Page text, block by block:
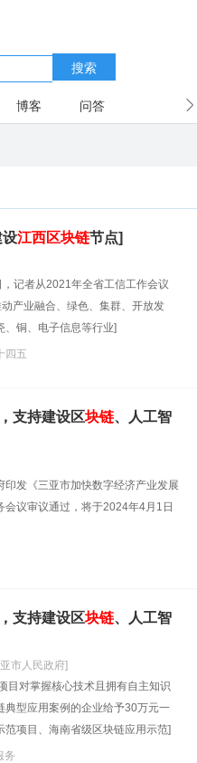
搜索
博客 问答
设江西区块链节点]
记者从2021年全省工信工作会议
产业融合、绿色、集群、开放发
、铜、电子信息等行业]
四五
支持建设区块链、人工智
发《三亚市加快数字经济产业发展
议审议通过，将于2024年4月1日
支持建设区块链、人工智
亚市人民政府]
目对掌握核心技术且拥有自主知识
典型应用案例的企业给予30万元一
项目、海南省级区块链应用示范]
务